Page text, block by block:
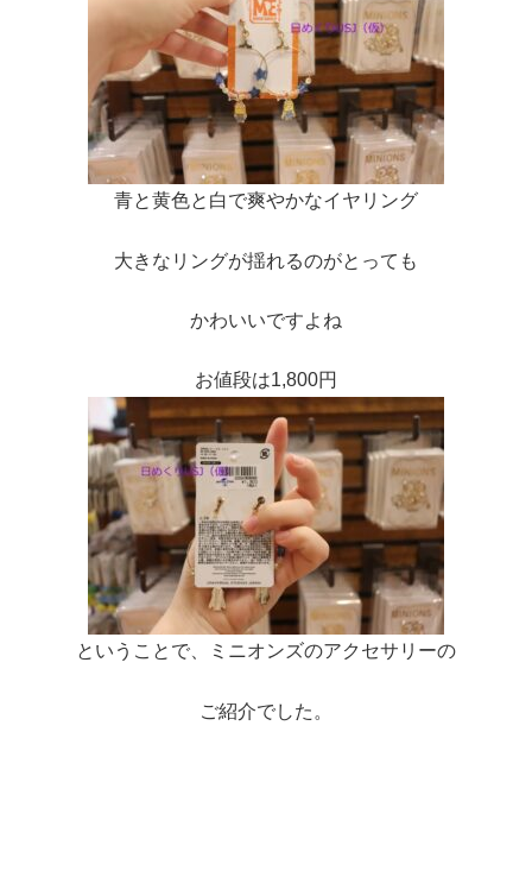
青と黄色と白で爽やかなイヤリング
大きなリングが揺れるのがとっても
かわいいですよね
お値段は1,800円
ということで、ミニオンズのアクセサリーの
ご紹介でした。